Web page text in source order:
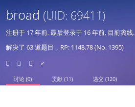
broad (UID: 69411)
注册于 17 年前, 最后登录于 16 年前, 目前离线.
解决了 63 道题目，RP: 1148.78 (No. 1395)
♂
讨论 (0) 贡献 (11) 递交 (120)